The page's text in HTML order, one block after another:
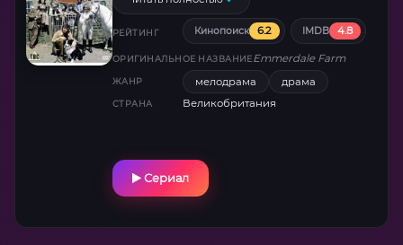
РЕЙТИНГ Кинопоиск 6.2 IMDB 4.8
ОРИГИНАЛЬНОЕ НАЗВАНИЕEmmerdale Farm
ЖАНР мелодрама драма
СТРАНА Великобритания
Сериал